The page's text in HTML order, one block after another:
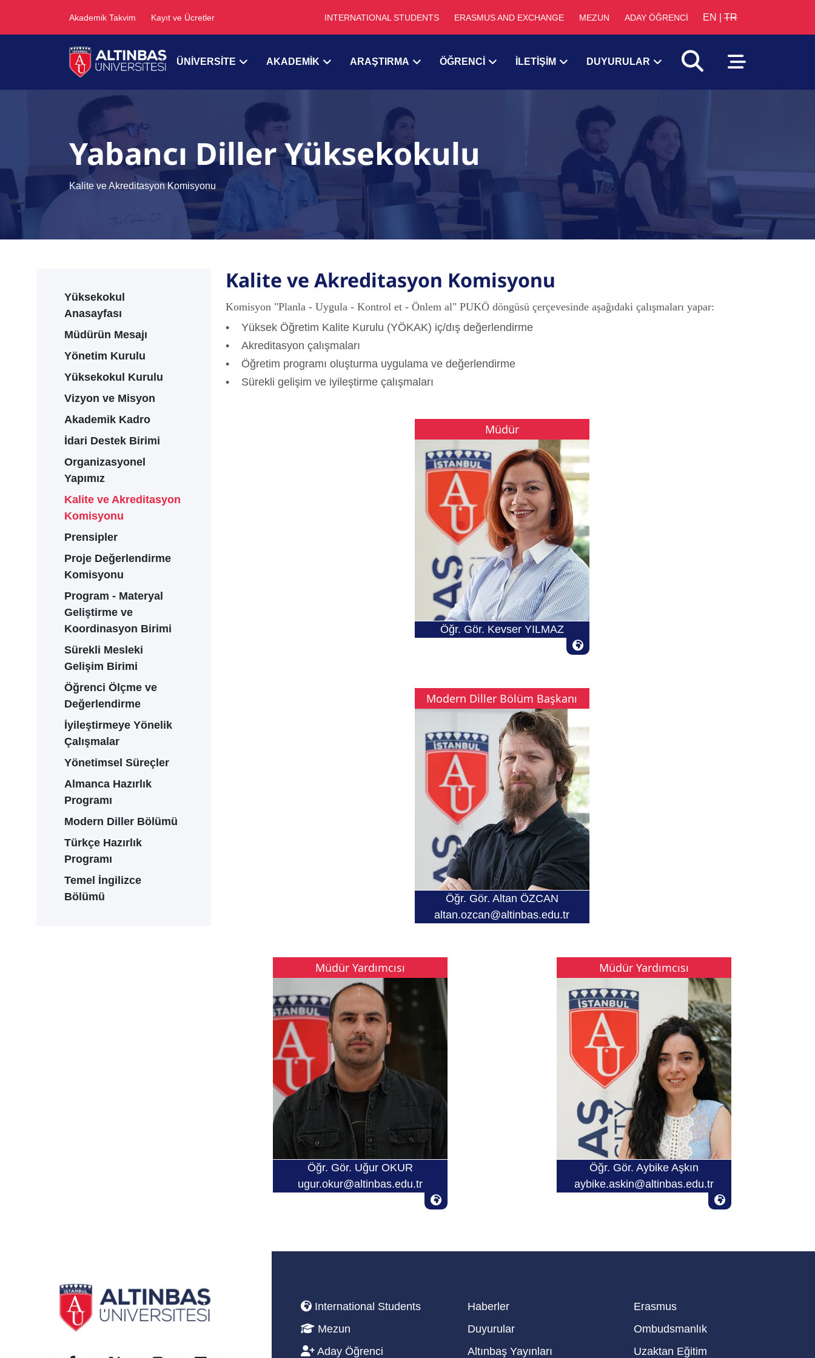
Akademik Takvim Kayıt ve Ücretler INTERNATIONAL STUDENTS ERASMUS AND EXCHANGE MEZUN ADAY ÖĞRENCİ EN TR
ÜNİVERSİTE AKADEMİK ARAŞTIRMA ÖĞRENCİ İLETİŞİM DUYURULAR
Yabancı Diller Yüksekokulu
Kalite ve Akreditasyon Komisyonu
Yüksekokul
Anasayfası
Müdürün Mesajı
Yönetim Kurulu
Yüksekokul Kurulu
Vizyon ve Misyon
Akademik Kadro
İdari Destek Birimi
Organizasyonel
Yapımız
Kalite ve Akreditasyon
Komisyonu
Prensipler
Proje Değerlendirme
Komisyonu
Program - Materyal
Geliştirme ve
Koordinasyon Birimi
Sürekli Mesleki
Gelişim Birimi
Öğrenci Ölçme ve
Değerlendirme
İyileştirmeye Yönelik
Çalışmalar
Yönetimsel Süreçler
Almanca Hazırlık
Programı
Modern Diller Bölümü
Türkçe Hazırlık
Programı
Temel İngilizce
Bölümü
Kalite ve Akreditasyon Komisyonu
Komisyon "Planla - Uygula - Kontrol et - Önlem al" PUKÖ döngüsü çerçevesinde aşağıdaki çalışmaları yapar:
• Yüksek Öğretim Kalite Kurulu (YÖKAK) iç/dış değerlendirme
• Akreditasyon çalışmaları
• Öğretim programı oluşturma uygulama ve değerlendirme
• Sürekli gelişim ve iyileştirme çalışmaları
Müdür
Öğr. Gör. Kevser YILMAZ
Modern Diller Bölüm Başkanı
Öğr. Gör. Altan ÖZCAN
altan.ozcan@altinbas.edu.tr
Müdür Yardımcısı
Öğr. Gör. Uğur OKUR
ugur.okur@altinbas.edu.tr
Müdür Yardımcısı
Öğr. Gör. Aybike Aşkın
aybike.askin@altinbas.edu.tr
International Students
Mezun
Aday Öğrenci
Haberler
Duyurular
Altınbaş Yayınları
Erasmus
Ombudsmanlık
Uzaktan Eğitim